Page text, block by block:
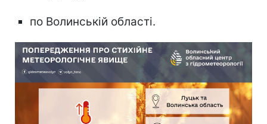
по Волинській області.